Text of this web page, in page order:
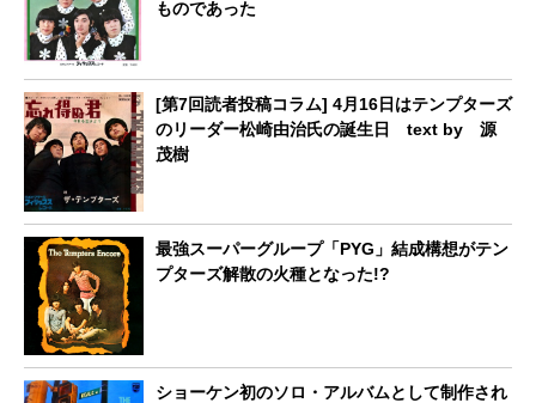
ものであった
[第7回読者投稿コラム] 4月16日はテンプターズ
のリーダー松崎由治氏の誕生日 text by 源
茂樹
最強スーパーグループ「PYG」結成構想がテン
プターズ解散の火種となった!?
ショーケン初のソロ・アルバムとして制作され